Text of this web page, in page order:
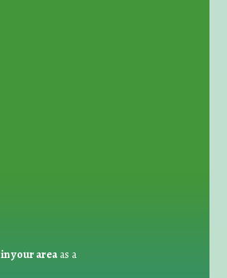
in your areaas a